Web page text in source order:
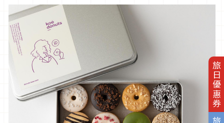
旅日優惠券